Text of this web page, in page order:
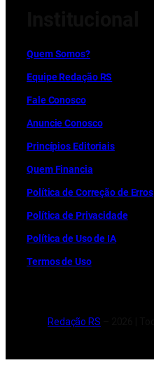
Quem Somos?
Equipe Redação RS
Fale Conosco
Anuncie Conosco
Princípios Editoriais
Quem Financia
Política de Correção de Erros
Política de Privacidade
Política de Uso de IA
Termos de Uso
Redação RS